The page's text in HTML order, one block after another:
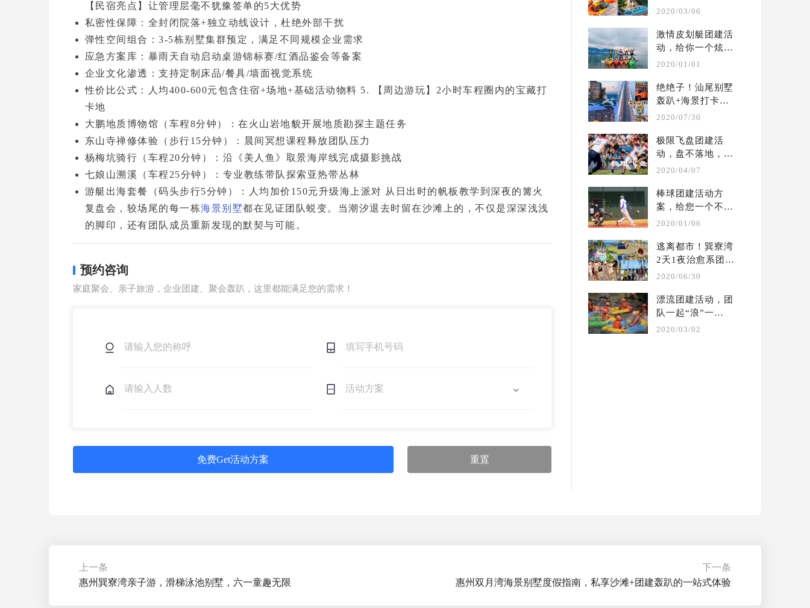
【民宿亮点】让管理层毫不犹豫签单的5大优势
私密性保障 ：全封闭院落+独立动线设计，杜绝外部干扰
弹性空间组合 ：3-5栋别墅集群预定，满足不同规模企业需求
应急方案库 ：暴雨天自动启动桌游锦标赛/红酒品鉴会等备案
企业文化渗透 ：支持定制床品/餐具/墙面视觉系统
性价比公式 ：人均400-600元包含住宿+场地+基础活动物料 5. 【周边游玩】2小时车程圈内的宝藏打
卡地
大鹏地质博物馆 （车程8分钟）：在火山岩地貌开展地质勘探主题任务
东山寺禅修体验
（步行15分钟）：晨间冥想课程释放团队压力
杨梅坑骑行 （车程20分钟）：沿《美人鱼》取景海岸线完成摄影挑战
七娘山溯溪
（车程25分钟）：专业教练带队探索亚热带丛林
游艇出海套餐
（码头步行5分钟）：人均加价150元升级海上派对 从日出时的帆板教学到深夜的篝火
复盘会，较场尾的每一栋海景别墅都在见证团队蜕变。当潮汐退去时留在沙滩上的，不仅是深深浅浅
的脚印，还有团队成员重新发现的默契与可能。
预约咨询
家庭聚会、亲子旅游，企业团建、聚会轰趴，这里都能满足您的需求！
免费Get活动方案 重置
趴团建攻略
2020/03/06
激情皮划艇团建活
动，给你一个炫酷
的水上团建 | 夏季
2020/01/01
绝绝子！汕尾别墅
轰趴+海景打卡两
天一夜团建攻略
2020/07/30
极限飞盘团建活
动，盘不落地，永
不放弃  | 户外团建
2020/04/07
棒球团建活动方
案，给您一个不一
样的体验  |  户外
2020/01/06
逃离都市！巽寮湾
2天1夜治愈系团建
攻略?别墅轰趴保
2020/06/30
漂流团建活动，团
队一起“浪”一
起“嗨” ！ | 夏季
2020/03/02
上一条
惠州巽寮湾亲子游，滑梯泳池别墅，六一童趣无限
下一条
惠州双月湾海景别墅度假指南，私享沙滩+团建轰趴的一站式体验